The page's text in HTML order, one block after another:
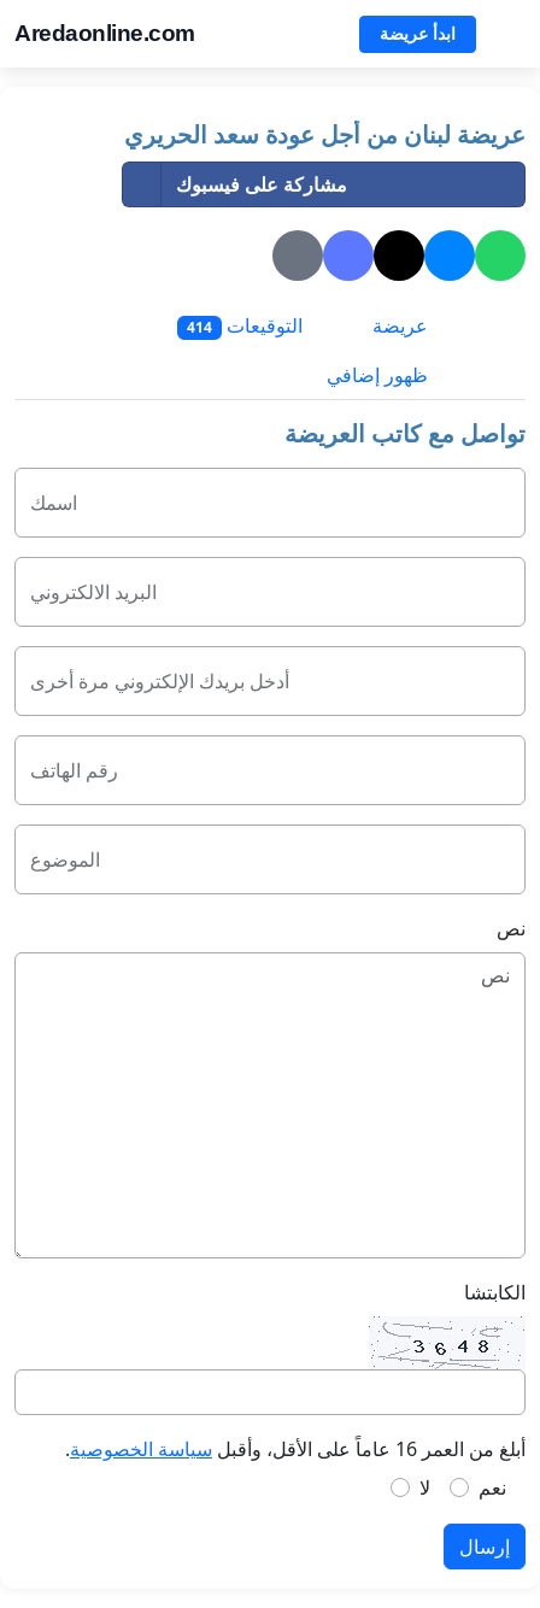
Aredaonline.com ابدأ عريضة
عريضة لبنان من أجل عودة سعد الحريري
مشاركة على فيسبوك
عريضة التوقيعات 414
ظهور إضافي
تواصل مع كاتب العريضة
اسمك
البريد الالكتروني
أدخل بريدك الإلكتروني مرة أخرى
رقم الهاتف
الموضوع
نص
الكابتشا
أبلغ من العمر 16 عاماً على الأقل، وأقبل سياسة الخصوصية.
نعم
لا
إرسال